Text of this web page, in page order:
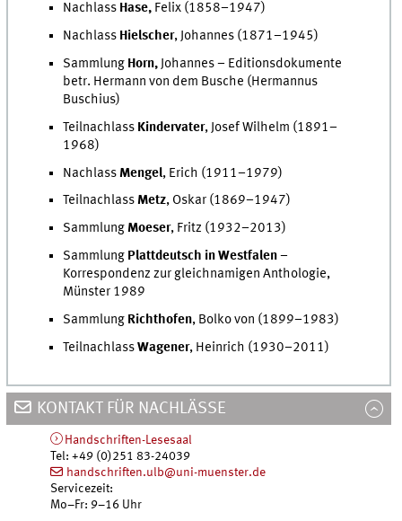
Nachlass Hase, Felix (1858–1947)
Nachlass Hielscher, Johannes (1871–1945)
Sammlung Horn, Johannes – Editionsdokumente
betr. Hermann von dem Busche (Hermannus
Buschius)
Teilnachlass Kindervater, Josef Wilhelm (1891–
1968)
NachlassMengel, Erich (1911–1979)
TeilnachlassMetz, Oskar (1869–1947)
SammlungMoeser, Fritz (1932–2013)
Sammlung Plattdeutsch in Westfalen–
Korrespondenz zur gleichnamigen Anthologie,
Münster 1989
Sammlung Richthofen, Bolko von (1899–1983)
TeilnachlassWagener, Heinrich (1930–2011)
KONTAKT FÜR NACHLÄSSE
Handschriften-Lesesaal
Tel:+49 (0)251 83-24039
handschriften.ulb@uni-muenster.de
Servicezeit:
Mo–Fr: 9–16 Uhr